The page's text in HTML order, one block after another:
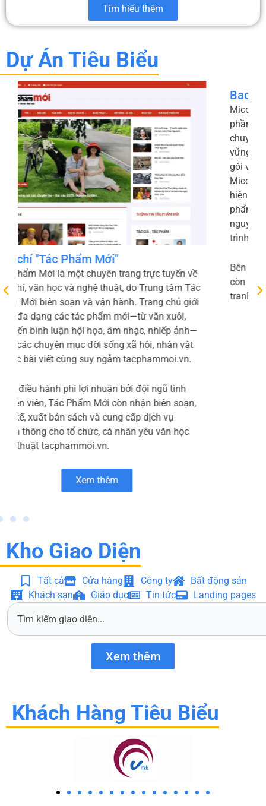
Tìm hiểu thêm
Dự Án Tiêu Biểu
Bao Bì Xanh - Micopak
Micopak.vn là website chính thức của Công ty Cổ
phần Micopak – thành viên của HLC Việt Nam –
chuyên cung cấp các giải pháp bao bì giấy bền
vững như túi giấy, thanh nẹp góc, bao bì đóng
gói và bao bì thương mại điện tử. Trang chủ “Về
Micopak” giới thiệu tôn chỉ kết hợp công nghệ
hiện đại với tinh thần sáng tạo để tạo ra sản
nguyên liệu thân thiện với môi trường và quy
trình sản xuất xanh Micopak.
Bên cạnh danh mục sản phẩm đa dạng, Micopak
còn nhấn mạnh các ưu điểm như giá thành cạnh
Xem thêm
Kho Giao Diện
Tất cả Cửa hàng Công ty
Bất động sản
Xem thêm
Khách Hàng Tiêu Biểu